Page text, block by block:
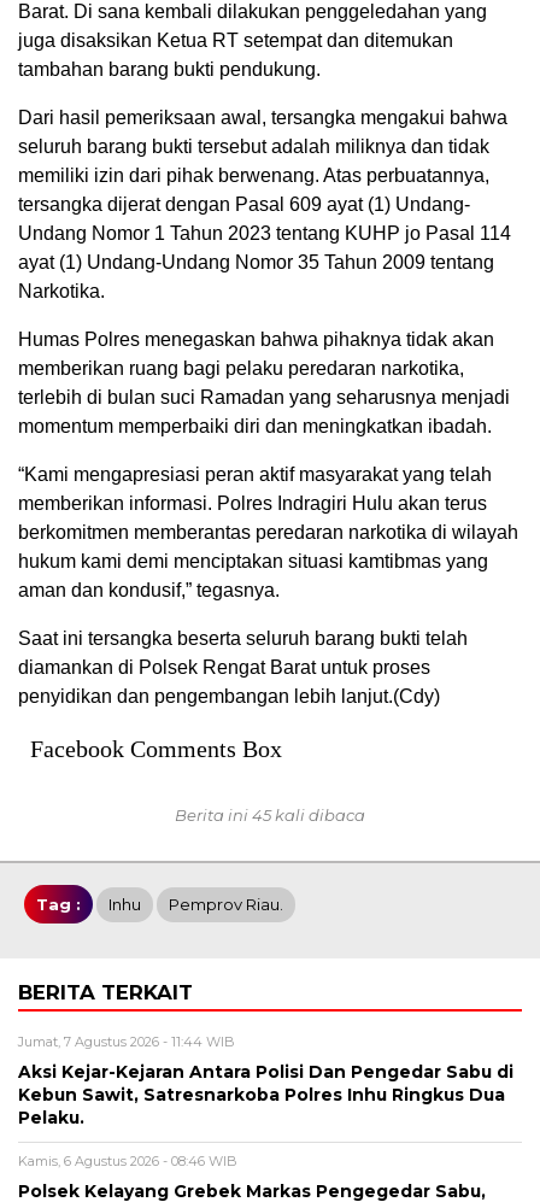
Barat. Di sana kembali dilakukan penggeledahan yang
juga disaksikan Ketua RT setempat dan ditemukan
tambahan barang bukti pendukung.
Dari hasil pemeriksaan awal, tersangka mengakui bahwa
seluruh barang bukti tersebut adalah miliknya dan tidak
memiliki izin dari pihak berwenang. Atas perbuatannya,
tersangka dijerat dengan Pasal 609 ayat (1) Undang-
Undang Nomor 1 Tahun 2023 tentang KUHP jo Pasal 114
ayat (1) Undang-Undang Nomor 35 Tahun 2009 tentang
Narkotika.
Humas Polres menegaskan bahwa pihaknya tidak akan
memberikan ruang bagi pelaku peredaran narkotika,
terlebih di bulan suci Ramadan yang seharusnya menjadi
momentum memperbaiki diri dan meningkatkan ibadah.
“Kami mengapresiasi peran aktif masyarakat yang telah
memberikan informasi. Polres Indragiri Hulu akan terus
berkomitmen memberantas peredaran narkotika di wilayah
hukum kami demi menciptakan situasi kamtibmas yang
aman dan kondusif,” tegasnya.
Saat ini tersangka beserta seluruh barang bukti telah
diamankan di Polsek Rengat Barat untuk proses
penyidikan dan pengembangan lebih lanjut.(Cdy)
Facebook Comments Box
Berita ini 45 kali dibaca
Tag : Inhu Pemprov Riau.
BERITA TERKAIT
Jumat, 7 Agustus 2026 - 11:44 WIB
Aksi Kejar-Kejaran Antara Polisi Dan Pengedar Sabu di
Kebun Sawit, Satresnarkoba Polres Inhu Ringkus Dua
Pelaku.
Kamis, 6 Agustus 2026 - 08:46 WIB
Polsek Kelayang Grebek Markas Pengegedar Sabu,